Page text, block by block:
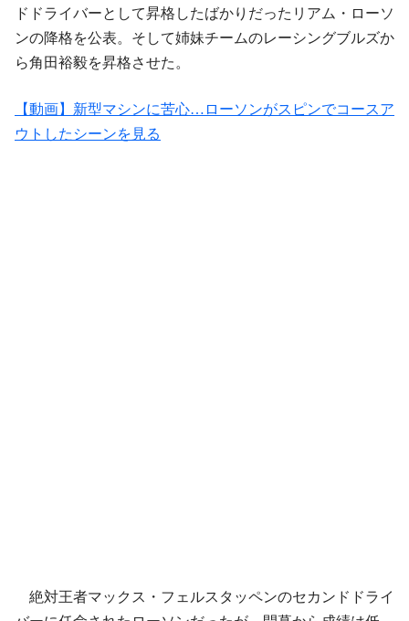
ドドライバーとして昇格したばかりだったリアム・ローソ
ンの降格を公表。そして姉妹チームのレーシングブルズか
ら角田裕毅を昇格させた。
【動画】新型マシンに苦心…ローソンがスピンでコースア
ウトしたシーンを見る
絶対王者マックス・フェルスタッペンのセカンドドライ